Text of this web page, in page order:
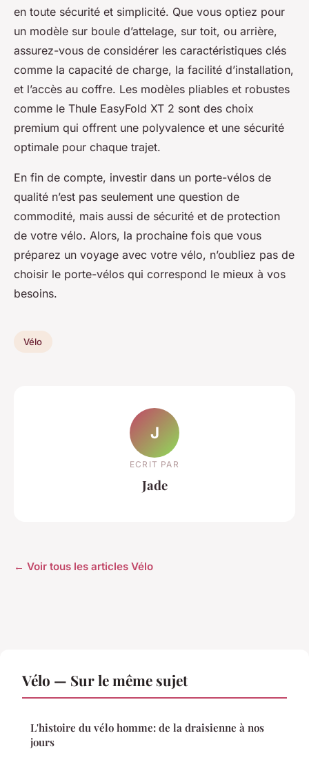
en toute sécurité et simplicité. Que vous optiez pour
un modèle sur boule d’attelage, sur toit, ou arrière,
assurez-vous de considérer les caractéristiques clés
comme la capacité de charge, la facilité d’installation,
et l’accès au coffre. Les modèles pliables et robustes
comme le Thule EasyFold XT 2 sont des choix
premium qui offrent une polyvalence et une sécurité
optimale pour chaque trajet.
En fin de compte, investir dans un porte-vélos de
qualité n’est pas seulement une question de
commodité, mais aussi de sécurité et de protection
de votre vélo. Alors, la prochaine fois que vous
préparez un voyage avec votre vélo, n’oubliez pas de
choisir le porte-vélos qui correspond le mieux à vos
besoins.
Vélo
J
ECRIT PAR
Jade
← Voir tous les articles Vélo
Vélo — Sur le même sujet
L'histoire du vélo homme: de la draisienne à nos
jours